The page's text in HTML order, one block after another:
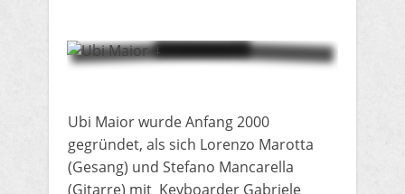
Ubi Maior wurde Anfang 2000
gegründet, als sich Lorenzo Marotta
(Gesang) und Stefano Mancarella
(Gitarre) mit Keyboarder Gabriele